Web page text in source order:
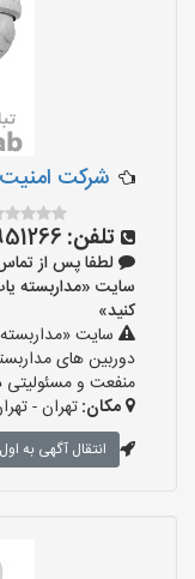
شرکت امنیت
تلفن:
لطفا پس از
کنید»
سایت
دوربین های
منفعت و مسئولیتی
مکان:تهران -
انتقال آگهی به